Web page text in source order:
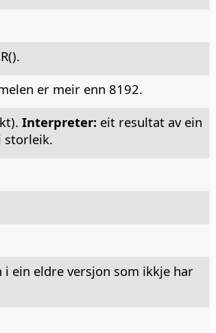
er meir enn 8192.
Interpreter:eit resultat av ein
storleik.
ein eldre versjon som ikkje har